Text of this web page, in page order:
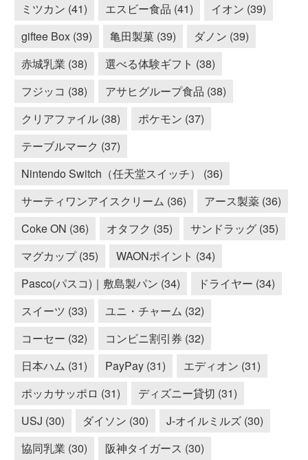
ミツカン (41)
エスビー食品 (41)
イオン (39)
giftee Box (39)
亀田製菓 (39)
ダノン (39)
赤城乳業 (38)
選べる体験ギフト (38)
フジッコ (38)
アサヒグループ食品 (38)
クリアファイル (38)
ポケモン (37)
テーブルマーク (37)
Nintendo Switch（任天堂スイッチ） (36)
サーティワンアイスクリーム (36)
アース製薬 (36)
Coke ON (36)
オタフク (35)
サンドラッグ (35)
マグカップ (35)
WAONポイント (34)
Pasco(パスコ)｜敷島製パン (34)
ドライヤー (34)
スイーツ (33)
ユニ・チャーム (32)
コーセー (32)
コンビニ割引券 (32)
日本ハム (31)
PayPay (31)
エディオン (31)
ポッカサッポロ (31)
ディズニー貸切 (31)
USJ (30)
ダイソン (30)
J-オイルミルズ (30)
協同乳業 (30)
阪神タイガース (30)